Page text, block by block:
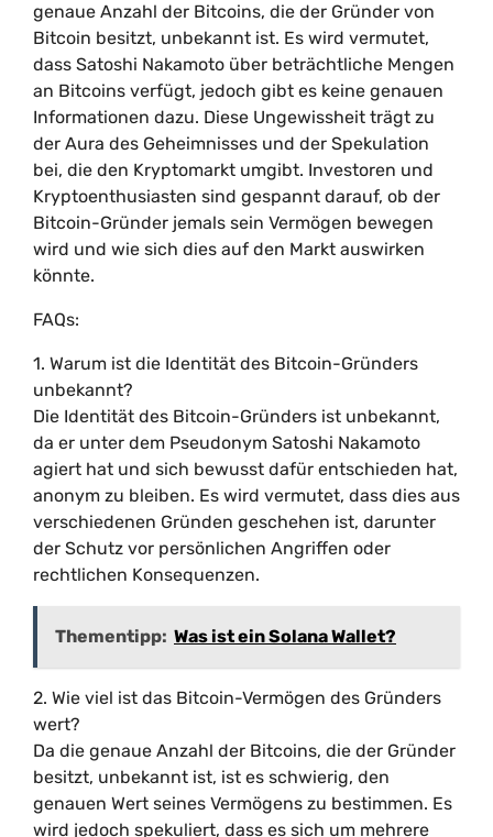
genaue Anzahl der Bitcoins, die der Gründer von
Bitcoin besitzt, unbekannt ist. Es wird vermutet,
dass Satoshi Nakamoto über beträchtliche Mengen
an Bitcoins verfügt, jedoch gibt es keine genauen
Informationen dazu. Diese Ungewissheit trägt zu
der Aura des Geheimnisses und der Spekulation
bei, die den Kryptomarkt umgibt. Investoren und
Kryptoenthusiasten sind gespannt darauf, ob der
Bitcoin-Gründer jemals sein Vermögen bewegen
wird und wie sich dies auf den Markt auswirken
könnte.
FAQs:
1. Warum ist die Identität des Bitcoin-Gründers
unbekannt?
Die Identität des Bitcoin-Gründers ist unbekannt,
da er unter dem Pseudonym Satoshi Nakamoto
agiert hat und sich bewusst dafür entschieden hat,
anonym zu bleiben. Es wird vermutet, dass dies aus
verschiedenen Gründen geschehen ist, darunter
der Schutz vor persönlichen Angriffen oder
rechtlichen Konsequenzen.
Thementipp: Was ist ein Solana Wallet?
2. Wie viel ist das Bitcoin-Vermögen des Gründers
wert?
Da die genaue Anzahl der Bitcoins, die der Gründer
besitzt, unbekannt ist, ist es schwierig, den
genauen Wert seines Vermögens zu bestimmen. Es
wird jedoch spekuliert, dass es sich um mehrere